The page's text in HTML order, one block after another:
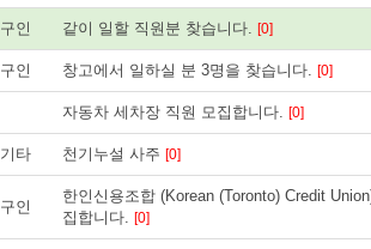
구인 같이 일할 직원분 찾습니다. [0]
구인 창고에서 일하실 분 3명을 찾습니다. [0]
자동차 세차장 직원 모집합니다. [0]
기타 천기누설 사주 [0]
구인
한인신용조합 (Korean (Toronto) Credit
집합니다. [0]